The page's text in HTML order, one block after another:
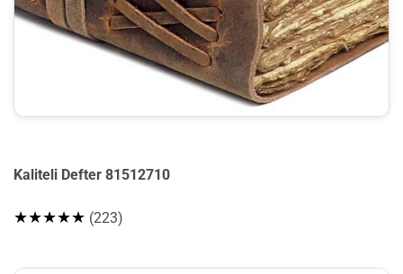
Kaliteli Defter 81512710
★★★★★ (223)